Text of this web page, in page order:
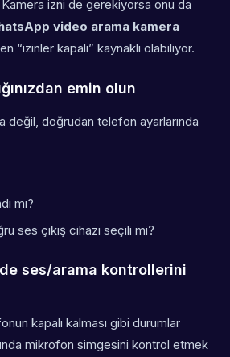
izni de gerekiyorsa onu da
video arama kamera
“izinler kapalı” kaynaklı olabiliyor.
emin olun
değil, doğrudan telefon ayarlarında
mı?
ses çıkış cihazı seçili mi?
ses/arama kontrollerini
kapalı kalması gibi durumlar
mikrofon simgesini kontrol etmek